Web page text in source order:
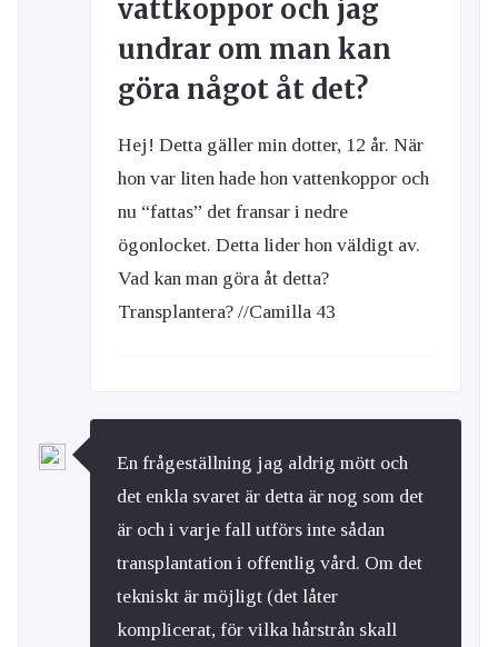
vattkoppor och jag
undrar om man kan
göra något åt det?
Hej! Detta gäller min dotter, 12 år. När
hon var liten hade hon vattenkoppor och
nu “fattas” det fransar i nedre
ögonlocket. Detta lider hon väldigt av.
Vad kan man göra åt detta?
Transplantera? //Camilla 43
En frågeställning jag aldrig mött och
det enkla svaret är detta är nog som det
är och i varje fall utförs inte sådan
transplantation i offentlig vård. Om det
tekniskt är möjligt (det låter
komplicerat, för vilka hårstrån skall